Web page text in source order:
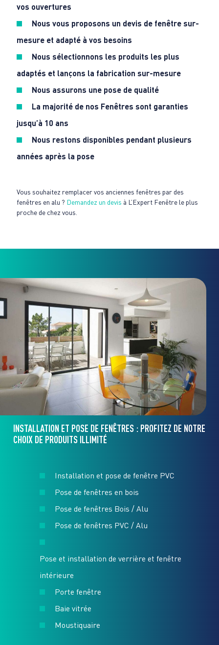
vos ouvertures
Nous vous proposons un devis de fenêtre sur-
mesureet adapté à vos besoins
Nous sélectionnons les produits les plus
adaptés et lançons la fabrication sur-mesure
Nous assurons une pose de qualité
La majorité de nos Fenêtres sont garanties
jusqu’à 10 ans
Nous restons disponibles pendant plusieurs
années après la pose
Vous souhaitez remplacer vos anciennes fenêtres par des
fenêtres en alu ? Demandez un devis à L’Expert Fenêtre le plus
proche de chez vous.
INSTALLATION ET POSE DE FENÊTRES : PROFITEZ DE NOTRE
CHOIX DE PRODUITS ILLIMITÉ
Installation et pose de fenêtre PVC
Pose de fenêtres en bois
Pose de fenêtres Bois / Alu
Pose de fenêtres PVC / Alu
Pose et installation de verrière et fenêtre
intérieure
Porte fenêtre
Baie vitrée
Moustiquaire